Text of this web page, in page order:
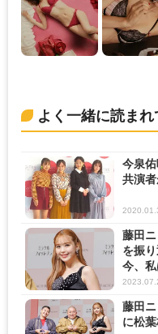
よく一緒に読ま
今泉
共演
藤田
を振
今、
藤田
に松葉